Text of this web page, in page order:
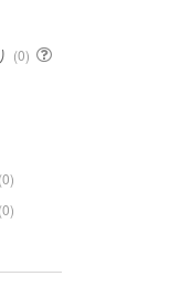
(0)
(0)
(0)